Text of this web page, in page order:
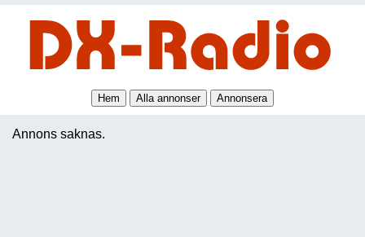
Hem Alla annonser Annonsera
Annons saknas.